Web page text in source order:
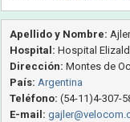
Apellido y Nombre:
Hospital: Hospital
Dirección: Montes de
País: Argentina
Teléfono: (54-11)4-307-
E-mail: